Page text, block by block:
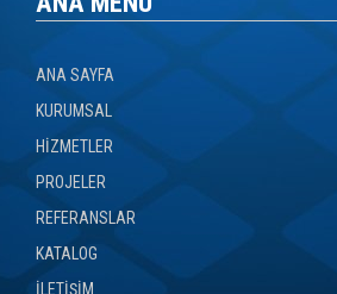
ANA SAYFA
KURUMSAL
HİZMETLER
PROJELER
REFERANSLAR
KATALOG
İLETİŞİM